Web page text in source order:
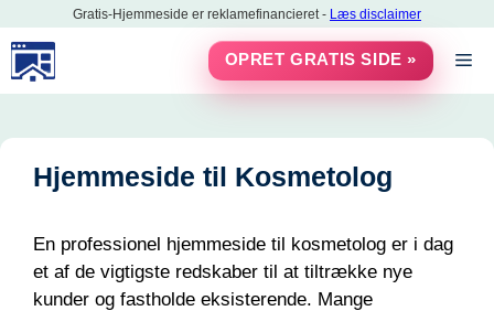
til
indhold
Gratis-Hjemmeside er reklamefinancieret - Læs disclaimer
OPRET GRATIS SIDE »
Hjemmeside til Kosmetolog
En professionel hjemmeside til kosmetolog er i dag
et af de vigtigste redskaber til at tiltrække nye
kunder og fastholde eksisterende. Mange